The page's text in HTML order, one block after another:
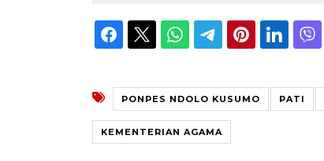
PONPES NDOLO KUSUMO PATI
KEMENTERIAN AGAMA